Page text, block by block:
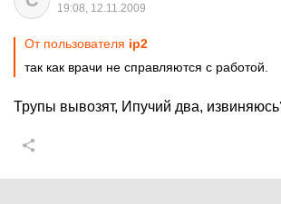
19:08, 12.11.2009
От пользователя ip2
так как врачи не справляются с работой.
Трупы вывозят, Ипучий два,